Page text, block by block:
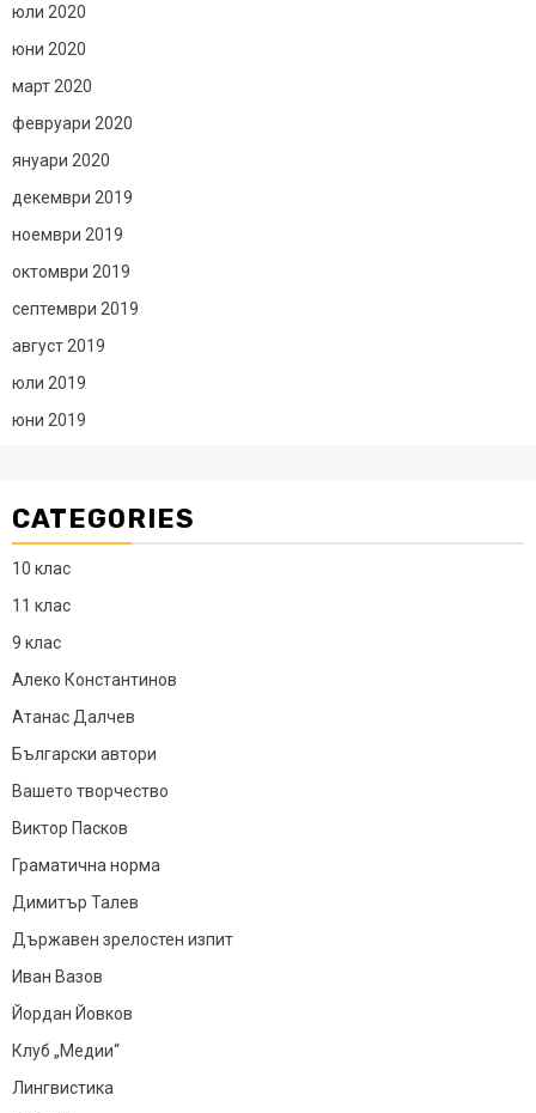
юли 2020
юни 2020
март 2020
февруари 2020
януари 2020
декември 2019
ноември 2019
октомври 2019
септември 2019
август 2019
юли 2019
юни 2019
CATEGORIES
10 клас
11 клас
9 клас
Алеко Константинов
Атанас Далчев
Български автори
Вашето творчество
Виктор Пасков
Граматична норма
Димитър Талев
Държавен зрелостен изпит
Иван Вазов
Йордан Йовков
Клуб „Медии“
Лингвистика